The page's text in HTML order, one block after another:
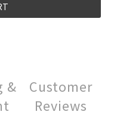
&
Customer
Reviews